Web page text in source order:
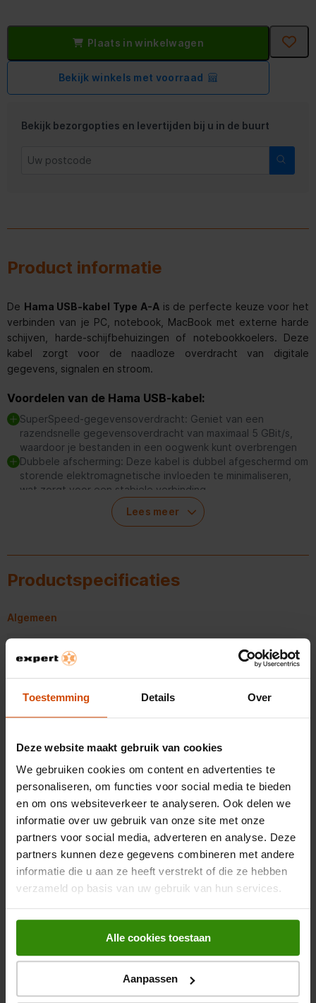
Toestemming Details Over
Deze website maakt gebruik van cookies
We gebruiken cookies om content en advertenties te
personaliseren, om functies voor social media te bieden
en om ons websiteverkeer te analyseren. Ook delen we
informatie over uw gebruik van onze site met onze
partners voor social media, adverteren en analyse. Deze
partners kunnen deze gegevens combineren met andere
informatie die u aan ze heeft verstrekt of die ze hebben
verzameld op basis van uw gebruik van hun services.
Alle cookies toestaan
Aanpassen
Plaats in winkelwagen
Bekijk winkels met voorraad
Bekijk bezorgopties en levertijden bij u in de buurt
Product informatie
De Hama USB-kabel Type A-Ais de perfecte keuze voor het
verbinden van je PC, notebook, MacBook met externe harde
schijven, harde-schijfbehuizingen of notebookkoelers. Deze
kabel zorgt voor de naadloze overdracht van digitale
gegevens, signalen en stroom.
Voordelen van de Hama USB-kabel:
SuperSpeed-gegevensoverdracht: Geniet van een
razendsnelle gegevensoverdracht van maximaal 5 GBit/s,
waardoor je bestanden in een oogwenk kunt overbrengen
Dubbele afscherming: Deze kabel is dubbel afgeschermd om
storende elektromagnetische invloeden te minimaliseren,
wat zorgt voor een stabiele verbinding
Geoptimaliseerde knikbescherming: Flexibele materialen
voorkomen kabelbreuk, waardoor de duurzaamheid wordt
uitstekende overdrachtskwaliteit gegarandeerd is
Getwiste dataparen: Minimaliseert interferentie dankzij
Binnengeleider van koper: Koper zorgt voor snelle
Deze USB 3.0-kabel biedt betrouwbaarheid en prestaties voor
al je dataoverdrachtsbehoeften. Of je nu grote bestanden wilt
synchroniseren, deze kabel staat voor je klaar.
die aan je verwachtingen voldoen. De Hama USB 3.0-kabel
Type A-A 1.50m biedt de snelheid en betrouwbaarheid die je
nodig hebt voor je USB 3.0-apparaten.
Lees meer
Productspecificaties
Algemeen
Artikelnummer
EAN 4047443443793
Belangrijkste kenmerken
Kleur Zwart
Gewicht en omvang
Breedte verpakking 230 mm
Diepte verpakking
Hoogte verpakking 35 mm
Gewicht verpakking 101 g
Algemene eigenschappen
1,5 m
Bekijk alle specificaties
Beoordelingen
Er zijn nog geen beoordelingen ingediend.